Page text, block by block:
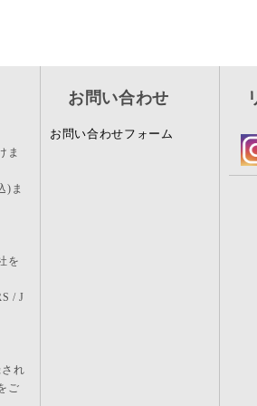
ま
)ま
を
/ J
れ
ご
お問い合わせ
お問い合わせフォーム